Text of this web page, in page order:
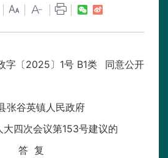
〔2025〕1号 B1类 同意公开
张谷英镇人民政府
大四次会议第153号建议的
答 复